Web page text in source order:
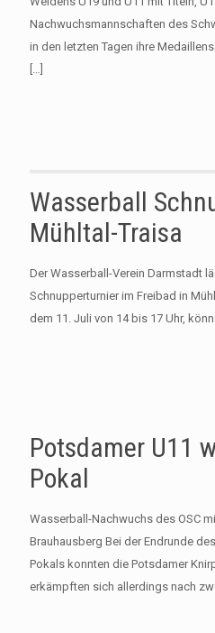
Nachwuchsmannschaften des
in den letzten Tagen ihre
[…]
Wasserball
Mühltal-Traisa
Der Wasserball-Verein Darmstadt
Schnupperturnier im Freibad in
dem 11. Juli von 14 bis 17 Uhr,
Potsdamer U11
Pokal
Wasserball-Nachwuchs des OSC
Brauhausberg Bei der Endrunde
Pokals konnten die Potsdamer
erkämpften sich allerdings nach